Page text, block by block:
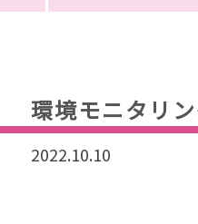
環境モニタリ
2022.10.10